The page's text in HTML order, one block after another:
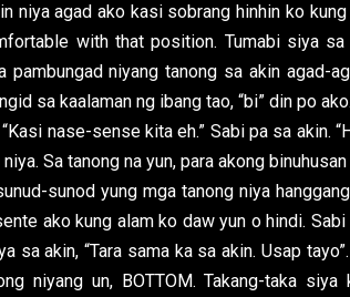
niya agad ako kasi sobrang hinhin ko
with that position. Tumabi siya
pambungad niyang tanong sa akin agad-
sa kaalaman ng ibang tao, “bi” din po
“Kasi nase-sense kita eh.” Sabi pa sa akin.
niya. Sa tanong na yun, para akong
sunod yung mga tanong niya
ako kung alam ko daw yun o hindi.
sa akin, “Tara sama ka sa akin. Usap
niyang un, BOTTOM. Takang-taka